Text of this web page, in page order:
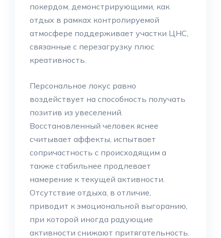
покердом, демонстрирующими, как
отдых в рамках контролируемой
атмосфере поддерживает участки ЦНС,
связанные с перезагрузку плюс
креативность.
Персональное локус равно
воздействует на способность получать
позитив из увеселений.
Восстановленный человек яснее
считывает аффекты, испытвает
сопричастность с происходящим а
также стабильнее продлевает
намерение к текущей активности.
Отсутствие отдыха, в отличие,
приводит к эмоциональной выгоранию,
при которой иногда радующие
активности снижают притягательность.